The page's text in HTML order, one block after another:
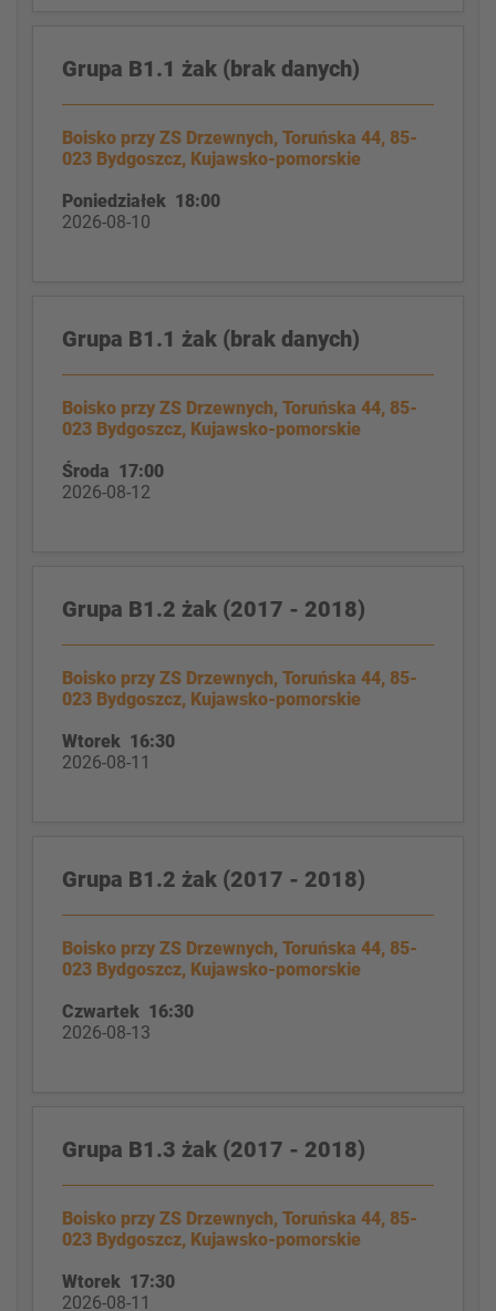
Grupa B1.1 żak (brak danych)
Boisko przy ZS Drzewnych, Toruńska 44, 85-
023 Bydgoszcz, Kujawsko-pomorskie
Poniedziałek 18:00
2026-08-10
Grupa B1.1 żak (brak danych)
Boisko przy ZS Drzewnych, Toruńska 44, 85-
023 Bydgoszcz, Kujawsko-pomorskie
Środa 17:00
2026-08-12
Grupa B1.2 żak (2017 - 2018)
Boisko przy ZS Drzewnych, Toruńska 44, 85-
023 Bydgoszcz, Kujawsko-pomorskie
Wtorek 16:30
2026-08-11
Grupa B1.2 żak (2017 - 2018)
Boisko przy ZS Drzewnych, Toruńska 44, 85-
023 Bydgoszcz, Kujawsko-pomorskie
Czwartek 16:30
2026-08-13
Grupa B1.3 żak (2017 - 2018)
Boisko przy ZS Drzewnych, Toruńska 44, 85-
023 Bydgoszcz, Kujawsko-pomorskie
Wtorek 17:30
2026-08-11